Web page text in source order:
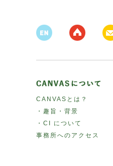
CANVASとは？
・趣旨・背景
・CI について
事務所へのアクセス